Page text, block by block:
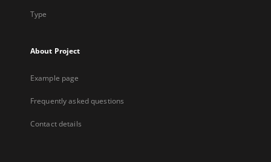
Type
About Project
Example page
Frequently asked questions
Contact details